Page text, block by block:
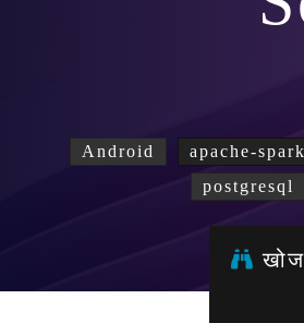
Android apache-spark
postgresql